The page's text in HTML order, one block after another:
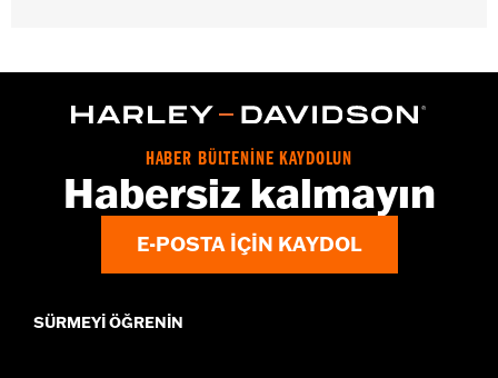
Material:Aluminum
Skid plate, installation hardware and installation
WARRANTY: 1 year limited warranty – Go towww.h-
HABER BÜLTENİNE KAYDOLUN
Habersiz kalmayın
E-POSTA IÇIN KAYDOL
SÜRMEYI ÖĞRENIN